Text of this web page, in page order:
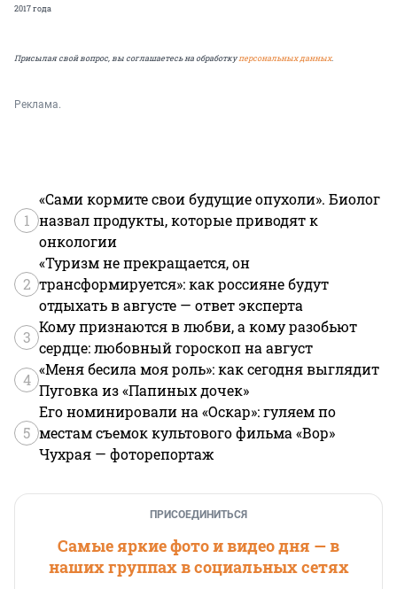
2017 года
Присылая свой вопрос, вы соглашаетесь на обработкуперсональных данных.
Реклама.
1
«Сами кормите свои будущие опухоли». Биолог
назвал продукты, которые приводят к
онкологии
2
«Туризм не прекращается, он
трансформируется»: как россияне будут
отдыхать в августе — ответ эксперта
3
Кому признаются в любви, а кому разобьют
сердце: любовный гороскоп на август
4
«Меня бесила моя роль»: как сегодня выглядит
Пуговка из «Папиных дочек»
5
Его номинировали на «Оскар»: гуляем по
местам съемок культового фильма «Вор»
Чухрая — фоторепортаж
ПРИСОЕДИНИТЬСЯ
Самые яркие фото и видео дня — в
наших группах в социальных сетях